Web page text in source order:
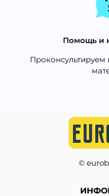
Помощь и
©